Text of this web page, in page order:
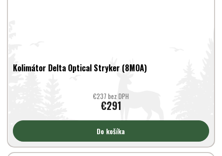
Kolimátor Delta Optical Stryker (8MOA)
€237 bez DPH
€291
Do košíka